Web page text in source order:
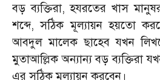
বড় ব্যক্তিরা,হযরতের খাস
শব্দে,সঠিক মূল্যায়ন হয়তো
আবদুল মালেক ছাহেব যখন
মুতাআল্লিক অন্যান্য বড় ব্যক্তিরা
এর সঠিক মূল্যায়ন করবেন।